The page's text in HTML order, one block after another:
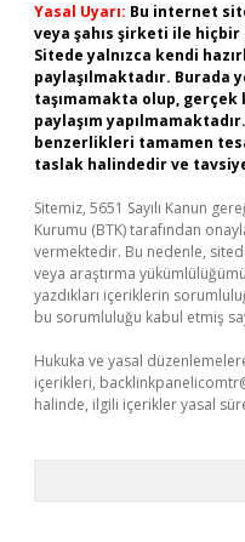
Yasal Uyarı: Bu internet
veya şahıs şirketi ile hiçbir
Sitede yalnızca kendi
paylaşılmaktadır.
taşımamakta olup,
paylaşım
benzerlikleri tamamen
taslak halindedir ve
Sitemiz, 5651 Sayılı Kanun
Kurumu (BTK) tarafından
vermektedir. Bu nedenle,
veya araştırma
yazdıkları içeriklerin
bu sorumluluğu kabul etmiş
Hukuka ve yasal
içerikleri,
halinde, ilgili içerikler yasal